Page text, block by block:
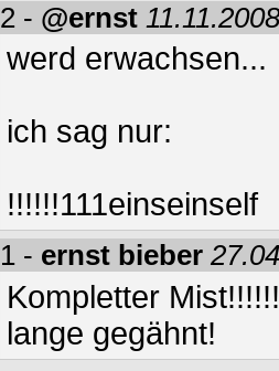
2 - @ernst
werd erwachsen...
ich sag nur:
!!!!!!111einseinself
1 - ernst bieber
Kompletter
lange gegähnt!